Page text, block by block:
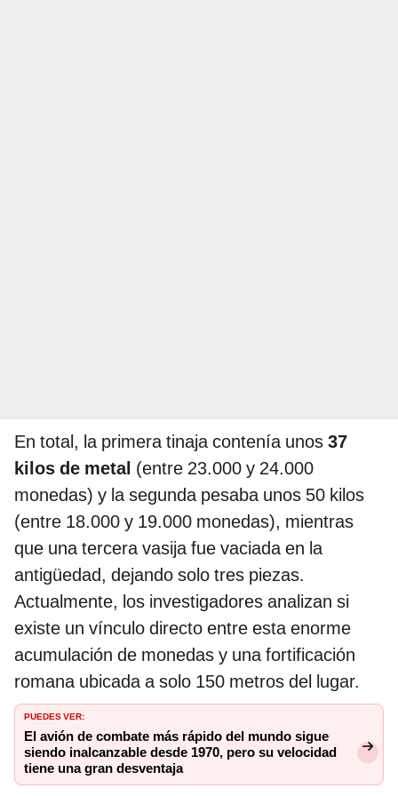
En total, la primera tinaja contenía unos 37
kilos de metal (entre 23.000 y 24.000
monedas) y la segunda pesaba unos 50 kilos
(entre 18.000 y 19.000 monedas), mientras
que una tercera vasija fue vaciada en la
antigüedad, dejando solo tres piezas.
Actualmente, los investigadores analizan si
existe un vínculo directo entre esta enorme
acumulación de monedas y una fortificación
romana ubicada a solo 150 metros del lugar.
PUEDES VER:
El avión de combate más rápido del mundo sigue
siendo inalcanzable desde 1970, pero su velocidad
tiene una gran desventaja